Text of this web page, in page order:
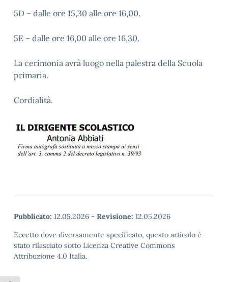
5D – dalle ore 15,30 alle ore 16,00.
5E – dalle ore 16,00 alle ore 16,30.
La cerimonia avrà luogo nella palestra della Scuola
primaria.
Cordialità.
Pubblicato: 12.05.2026 - Revisione: 12.05.2026
Eccetto dove diversamente specificato, questo articolo è
stato rilasciato sotto Licenza Creative Commons
Attribuzione 4.0 Italia.